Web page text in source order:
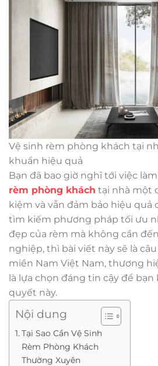
Vệ sinh rèm phòng khách tại
khuẩn hiệu quả
Bạn đã bao giờ nghĩ tới việc
rèm phòng khách tại nhà một
kiệm và vẫn đảm bảo hiệu quả
tìm kiếm phương pháp tối ưu
đẹp của rèm mà không cần
nghiệp, thì bài viết này sẽ là
miền Nam Việt Nam, thương
là lựa chọn đáng tin cậy để
quyết này.
Nội dung
Tại Sao Cần Vệ Sinh
Rèm Phòng Khách
Thường Xuyên